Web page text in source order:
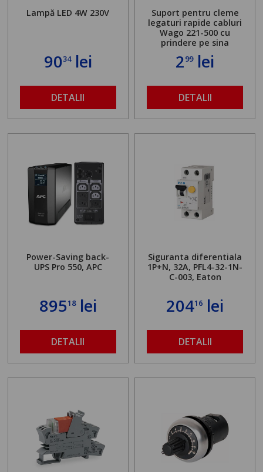
Lampă LED 4W 230V
9034lei
DETALII
Suport pentru cleme
legaturi rapide cabluri
Wago 221-500 cu
prindere pe sina
299lei
DETALII
Power-Saving back-
UPS Pro 550, APC
89518lei
DETALII
Siguranta diferentiala
1P+N, 32A, PFL4-32-1N-
C-003, Eaton
20416 lei
DETALII